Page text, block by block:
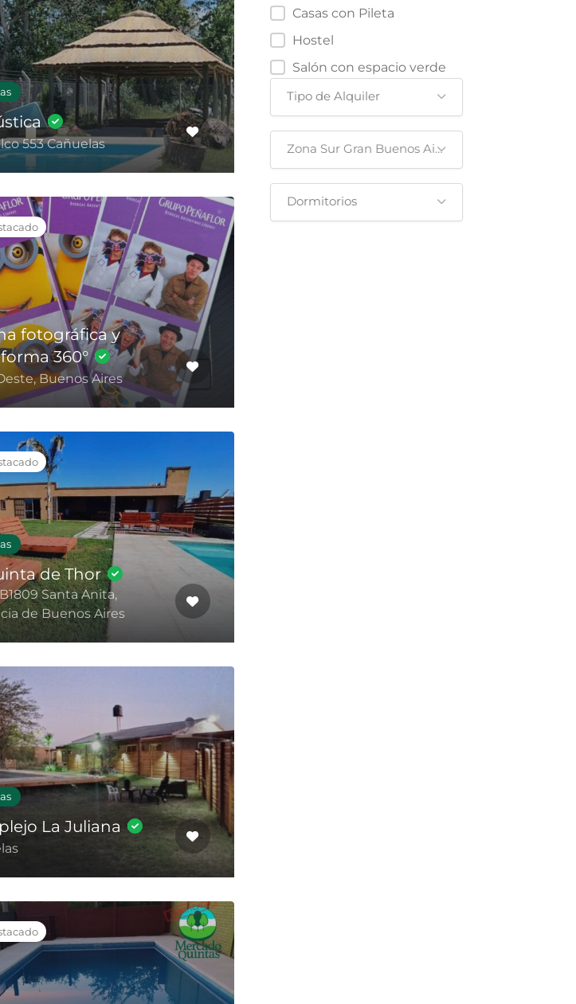
553 Cañuelas
fotográfica y
360°
Buenos Aires
de Thor
Santa Anita,
de Buenos Aires
La Juliana
Casas con Pileta
Hostel
Salón con espacio verde
Tipo de Alquiler
Zona Sur Gran Buenos Aires
Dormitorios